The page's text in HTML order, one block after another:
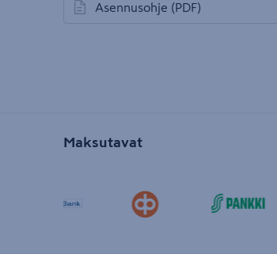
Asennusohje (PDF)
avautuu uuteen välilehteen
Maksutavat